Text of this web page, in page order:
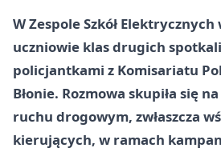
W Zespole Szkół Elektrycznych
uczniowie klas drugich
policjantkami z Komisariatu
Błonie. Rozmowa skupiła się
ruchu drogowym, zwłaszcza
kierujących, w ramach